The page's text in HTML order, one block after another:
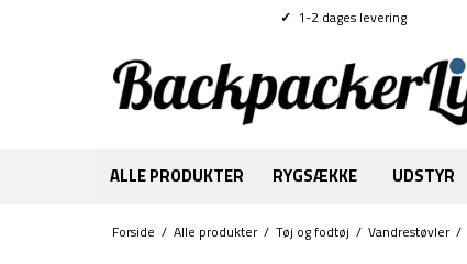
✓ 1-2 dages levering
ALLE PRODUKTER RYGSÆKKE UDSTYR
Forside / Alle produkter/ Tøj og fodtøj / Vandrestøvler/